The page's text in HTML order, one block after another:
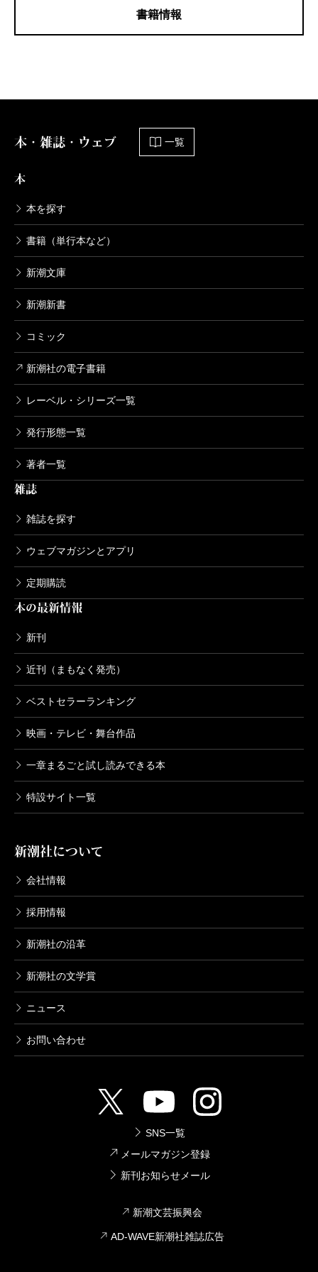
書籍情報
本・雑誌・ウェブ 一覧
本
本を探す
書籍（単行本など）
新潮文庫
新潮新書
コミック
新潮社の電子書籍
レーベル・シリーズ一覧
発行形態一覧
著者一覧
雑誌
雑誌を探す
ウェブマガジンとアプリ
定期購読
本の最新情報
新刊
近刊（まもなく発売）
ベストセラーランキング
映画・テレビ・舞台作品
一章まるごと試し読みできる本
特設サイト一覧
新潮社について
会社情報
採用情報
新潮社の沿革
新潮社の文学賞
ニュース
お問い合わせ
SNS一覧
メールマガジン登録
新刊お知らせメール
新潮文芸振興会
AD-WAVE新潮社雑誌広告